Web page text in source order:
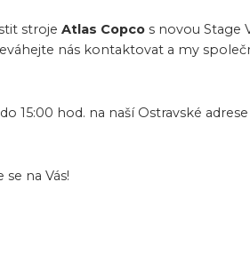
stroje Atlas Copco s novou Stage
nás kontaktovat a my
15:00 hod. na naší Ostravské
se na Vás!